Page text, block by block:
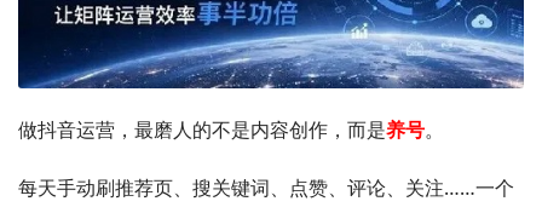
做抖音运营，最磨人的不是内容创作，而是养号。
每天手动刷推荐页、搜关键词、点赞、评论、关注……一个